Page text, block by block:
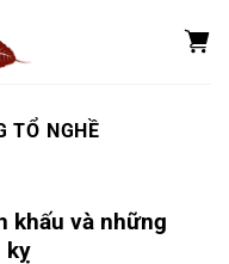
TỔ NGHỀ
khấu và những
kỵ